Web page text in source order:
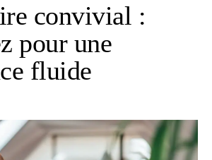
convivial :
pour une
fluide